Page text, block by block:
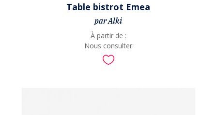
Table bistrot Emea
par Alki
À partir de :
Nous consulter
